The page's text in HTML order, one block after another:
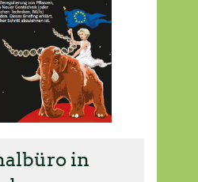
in